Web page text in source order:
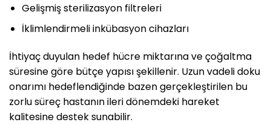
Gelişmiş sterilizasyon filtreleri
İklimlendirmeli inkübasyon cihazları
İhtiyaç duyulan hedef hücre miktarına ve çoğaltma
süresine göre bütçe yapısı şekillenir. Uzun vadeli doku
onarımı hedeflendiğinde bazen gerçekleştirilen bu
zorlu süreç hastanın ileri dönemdeki hareket
kalitesine destek sunabilir.